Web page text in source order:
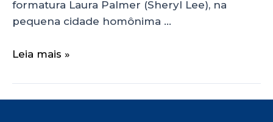
formatura Laura Palmer (Sheryl Lee), na
pequena cidade homônima …
Leia mais »